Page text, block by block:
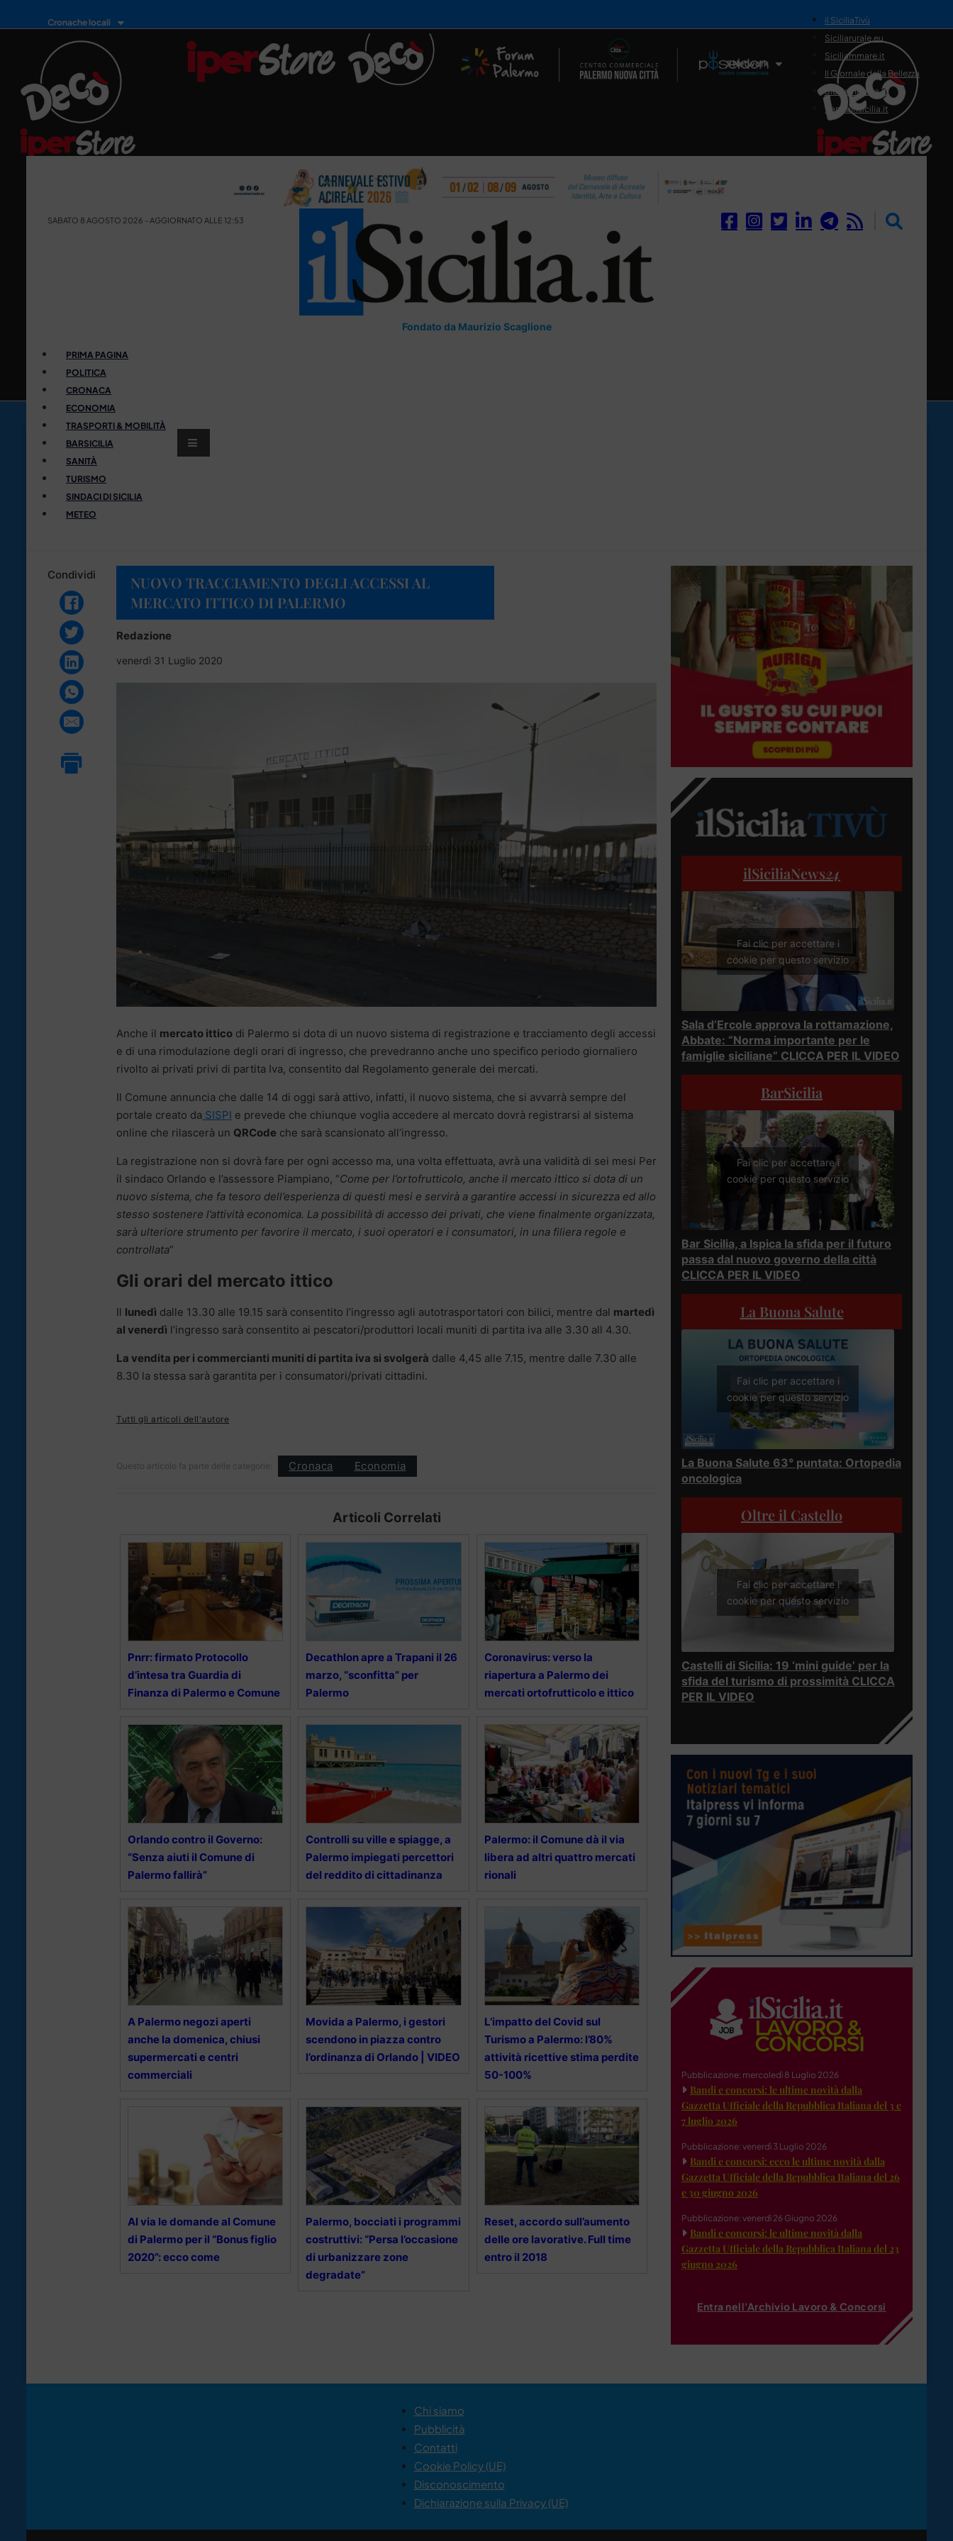
Cronache locali
Il Network
il SiciliaTivù
Siciliarurale.eu
Siciliammare.it
Il Giornale della Bellezza
Siciliamedica.it
Sanitainsicilia.it
SABATO 8 AGOSTO 2026 - AGGIORNATO ALLE 12:53
Fondato da Maurizio Scaglione
PRIMA PAGINA
POLITICA
CRONACA
ECONOMIA
TRASPORTI & MOBILITÀ
BARSICILIA
SANITÀ
TURISMO
SINDACI DI SICILIA
METEO
Condividi
NUOVO TRACCIAMENTO DEGLI ACCESSI AL
MERCATO ITTICO DI PALERMO
Redazione
venerdì 31 Luglio 2020
Anche il mercato ittico di Palermo si dota di un nuovo sistema di registrazione e tracciamento degli accessi
e di una rimodulazione degli orari di ingresso, che prevedranno anche uno specifico periodo giornaliero
rivolto ai privati privi di partita Iva, consentito dal Regolamento generale dei mercati.
Il Comune annuncia che dalle 14 di oggi sarà attivo, infatti, il nuovo sistema, che si avvarrà sempre del
portale creato da SISPI e prevede che chiunque voglia accedere al mercato dovrà registrarsi al sistema
online che rilascerà un QRCode che sarà scansionato all’ingresso.
La registrazione non si dovrà fare per ogni accesso ma, una volta effettuata, avrà una validità di sei mesi Per
il sindaco Orlando e l’assessore Piampiano, “Come per l’ortofrutticolo, anche il mercato ittico si dota di un
nuovo sistema, che fa tesoro dell’esperienza di questi mesi e servirà a garantire accessi in sicurezza ed allo
stesso sostenere l’attività economica. La possibilità di accesso dei privati, che viene finalmente organizzata,
sarà ulteriore strumento per favorire il mercato, i suoi operatori e i consumatori, in una filiera regole e
controllata”
Gli orari del mercato ittico
Il lunedì dalle 13.30 alle 19.15 sarà consentito l’ingresso agli autotrasportatori con bilici, mentre dal martedì
al venerdì l’ingresso sarà consentito ai pescatori/produttori locali muniti di partita iva alle 3.30 all 4.30.
La vendita per i commercianti muniti di partita iva si svolgerà dalle 4,45 alle 7.15, mentre dalle 7.30 alle
8.30 la stessa sarà garantita per i consumatori/privati cittadini.
Tutti gli articoli dell'autore
Questo articolo fa parte delle categorie: Cronaca Economia
Articoli Correlati
Pnrr: firmato Protocollo
d’intesa tra Guardia di
Finanza di Palermo e Comune
Decathlon apre a Trapani il 26
marzo, “sconfitta” per
Palermo
Coronavirus: verso la
riapertura a Palermo dei
mercati ortofrutticolo e ittico
Orlando contro il Governo:
“Senza aiuti il Comune di
Palermo fallirà”
Controlli su ville e spiagge, a
Palermo impiegati percettori
del reddito di cittadinanza
Palermo: il Comune dà il via
libera ad altri quattro mercati
rionali
A Palermo negozi aperti
anche la domenica, chiusi
supermercati e centri
commerciali
Movida a Palermo, i gestori
scendono in piazza contro
l’ordinanza di Orlando | VIDEO
L’impatto del Covid sul
Turismo a Palermo: l’80%
attività ricettive stima perdite
50-100%
Al via le domande al Comune
di Palermo per il “Bonus figlio
2020”: ecco come
Palermo, bocciati i programmi
costruttivi: “Persa l’occasione
di urbanizzare zone
degradate”
Reset, accordo sull’aumento
delle ore lavorative. Full time
entro il 2018
ilSiciliaNews24
Fai clic per accettare i
cookie per questo servizio
Sala d’Ercole approva la rottamazione,
Abbate: “Norma importante per le
famiglie siciliane” CLICCA PER IL VIDEO
BarSicilia
Fai clic per accettare i
cookie per questo servizio
Bar Sicilia, a Ispica la sfida per il futuro
passa dal nuovo governo della città
CLICCA PER IL VIDEO
La Buona Salute
Fai clic per accettare i
cookie per questo servizio
La Buona Salute 63° puntata: Ortopedia
oncologica
Oltre il Castello
Fai clic per accettare i
cookie per questo servizio
Castelli di Sicilia: 19 ‘mini guide’ per la
sfida del turismo di prossimità CLICCA
PER IL VIDEO
Pubblicazione: mercoledì 8 Luglio 2026
Bandi e concorsi: le ultime novità dalla
Gazzetta Ufficiale della Repubblica Italiana del 3 e
7 luglio 2026
Pubblicazione: venerdì 3 Luglio 2026
Bandi e concorsi: ecco le ultime novità dalla
Gazzetta Ufficiale della Repubblica Italiana del 26
e 30 giugno 2026
Pubblicazione: venerdì 26 Giugno 2026
Bandi e concorsi: le ultime novità dalla
Gazzetta Ufficiale della Repubblica Italiana del 23
giugno 2026
Entra nell'Archivio Lavoro & Concorsi
Chi siamo
Pubblicità
Contatti
Cookie Policy (UE)
Disconoscimento
Dichiarazione sulla Privacy (UE)